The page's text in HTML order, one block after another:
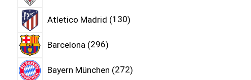
Atletico Madrid 130
Barcelona 296
Bayern München 272